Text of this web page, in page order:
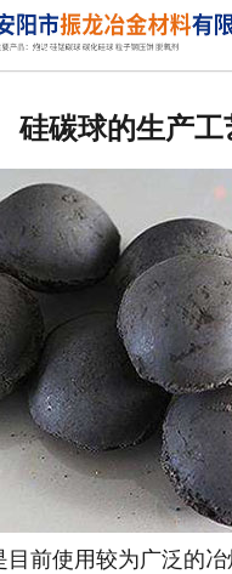
硅碳球的生产工
前使用较为广泛的冶